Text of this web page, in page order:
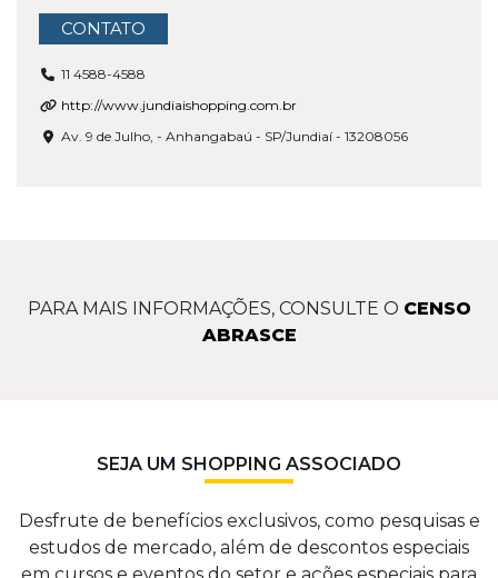
CONTATO
11 4588-4588
http://www.jundiaishopping.com.br
Av. 9 de Julho, - Anhangabaú - SP/Jundiaí - 13208056
PARA MAIS INFORMAÇÕES, CONSULTE O CENSO
ABRASCE
SEJA UM SHOPPING ASSOCIADO
Desfrute de benefícios exclusivos, como pesquisas e
estudos de mercado, além de descontos especiais